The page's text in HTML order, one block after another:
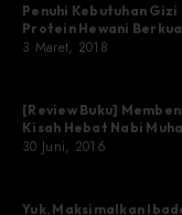
Penuhi Kebutuhan
Protein Hewani
3 Maret, 2018
[Review Buku]
Kisah Hebat Nabi
30 Juni, 2016
Yuk, Maksimalkan